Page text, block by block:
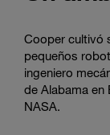
Cooper cultivó
pequeños
ingeniero
de Alabama en
NASA.